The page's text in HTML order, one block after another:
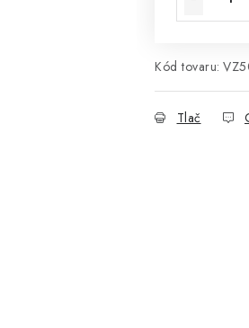
Kód tovaru:
Tlač